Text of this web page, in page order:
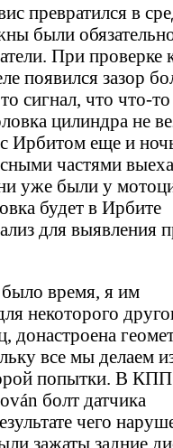
превратился в
были
При проверке
появился зазор
сигнал, что что-
цилиндра не
Ирбитом еще и
частями
уже были у
будет в Ирбите
для выявления
время, я им
некоторого
донастроена
все мы делаем
попытки. В
болт датчика
чего
зажаты задние